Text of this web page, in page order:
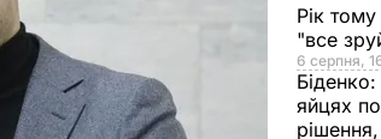
Рік
"все
6 серпня,
Біденко:
яйцях